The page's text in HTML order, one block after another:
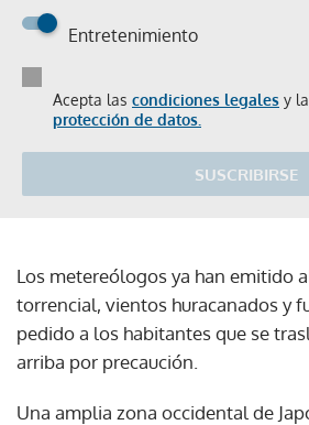
Entretenimiento
Acepta las condiciones legales y la
protección de datos.
SUSCRIBIRSE
Los metereólogos ya han emitido
torrencial, vientos huracanados y
pedido a los habitantes que se
arriba por precaución.
Una amplia zona occidental de